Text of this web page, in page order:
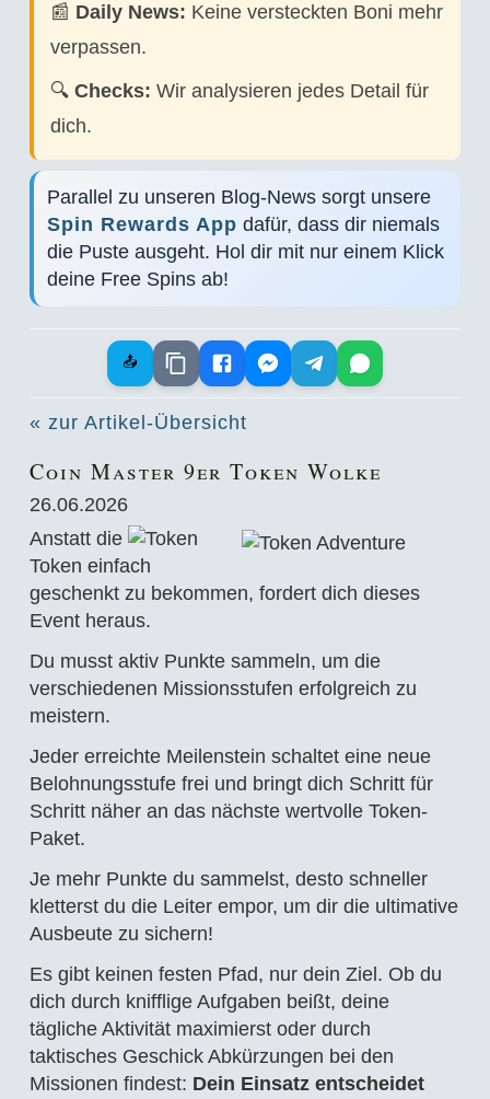
📰 Daily News: Keine versteckten Boni mehr
verpassen.
🔍 Checks: Wir analysieren jedes Detail für
dich.
Parallel zu unseren Blog-News sorgt unsere
Spin Rewards App dafür, dass dir niemals
die Puste ausgeht. Hol dir mit nur einem Klick
deine Free Spins ab!
📤
« zur Artikel-Übersicht
Coin Master 9er Token Wolke
26.06.2026
Anstatt die
Token einfach
geschenkt zu bekommen, fordert dich dieses
Event heraus.
Du musst aktiv Punkte sammeln, um die
verschiedenen Missionsstufen erfolgreich zu
meistern.
Jeder erreichte Meilenstein schaltet eine neue
Belohnungsstufe frei und bringt dich Schritt für
Schritt näher an das nächste wertvolle Token-
Paket.
Je mehr Punkte du sammelst, desto schneller
kletterst du die Leiter empor, um dir die ultimative
Ausbeute zu sichern!
Es gibt keinen festen Pfad, nur dein Ziel. Ob du
dich durch knifflige Aufgaben beißt, deine
tägliche Aktivität maximierst oder durch
taktisches Geschick Abkürzungen bei den
Missionen findest: Dein Einsatz entscheidet